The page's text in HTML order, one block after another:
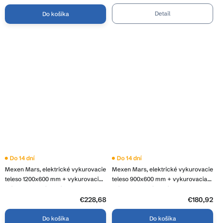
Do košíka Detail
Mexen Mars, elektrické vykurovacie
teleso 1200x600 mm + vykurovacia
tyč 600 W, chrómová, W110-1200-
Do 14 dní
€228,68
Do košíka
Mexen Mars, elektrické vykurovacie
teleso 900x600 mm + vykurovacia
tyč 300 W, chrómová, W110-0900-
Do 14 dní
€180,92
Do košíka